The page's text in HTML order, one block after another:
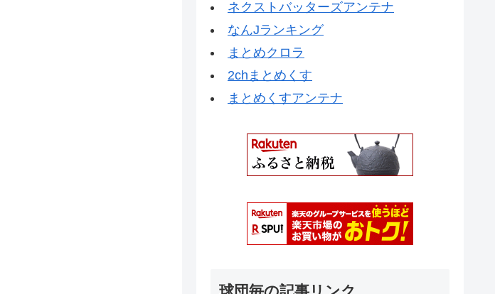
ネクストバッターズアンテナ
なんJランキング
まとめクロラ
2chまとめくす
まとめくすアンテナ